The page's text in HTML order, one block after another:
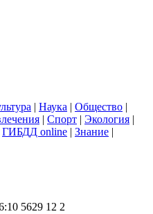
| Наука | Общество |
| Спорт | Экология |
ГИБДД online | Знание |
5629 12 2